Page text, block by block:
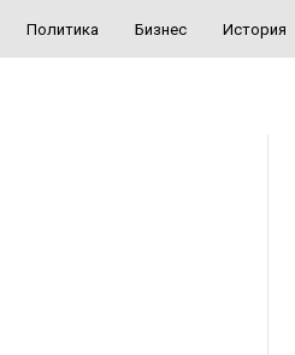
Политика Бизнес История